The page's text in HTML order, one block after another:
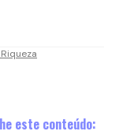
este conteúdo: